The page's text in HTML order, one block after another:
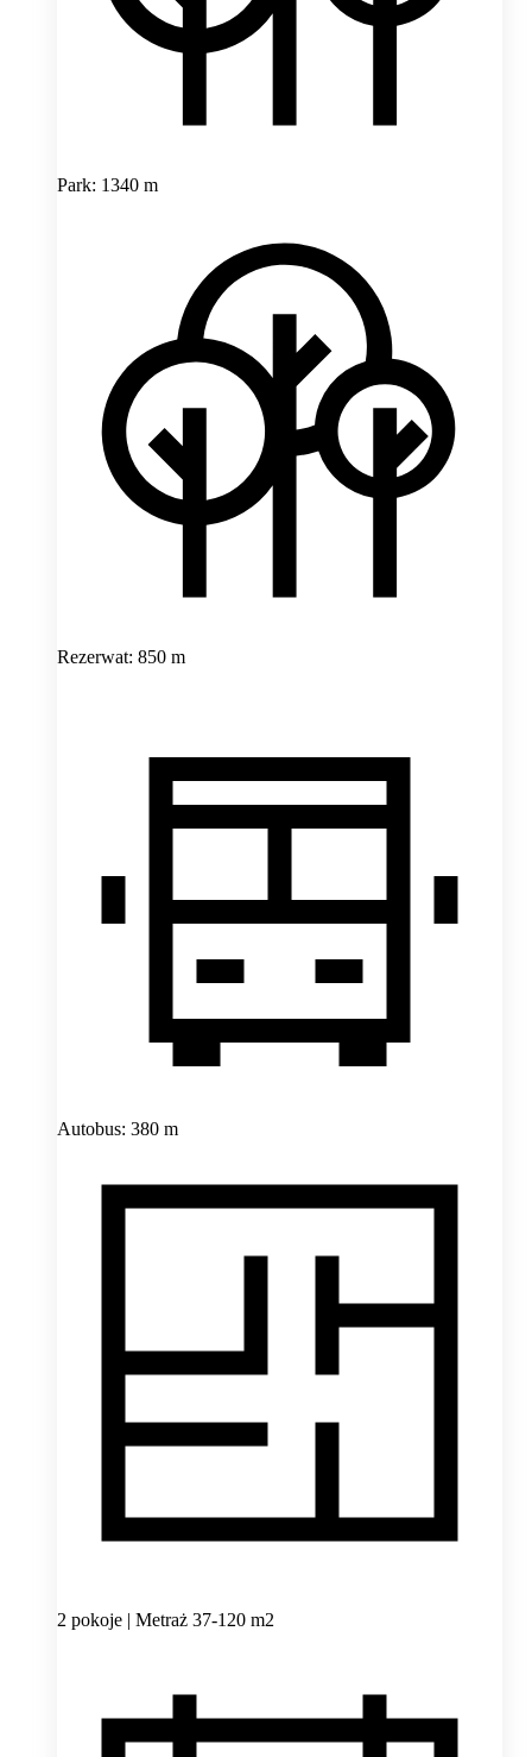
Park: 1340 m
Rezerwat: 850 m
Autobus: 380 m
2 pokoje | Metraż 37-120 m2